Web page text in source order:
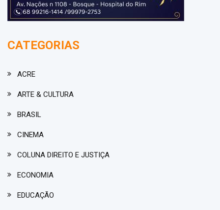
CATEGORIAS
ACRE
ARTE & CULTURA
BRASIL
CINEMA
COLUNA DIREITO E JUSTIÇA
ECONOMIA
EDUCAÇÃO